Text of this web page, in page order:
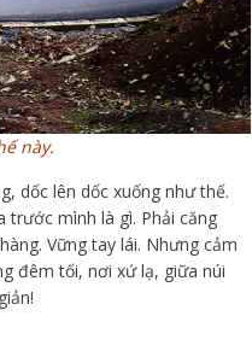
này.
dốc lên dốc xuống như thế.
trước mình là gì. Phải căng
Vững tay lái. Nhưng cảm
đêm tối, nơi xứ lạ, giữa núi